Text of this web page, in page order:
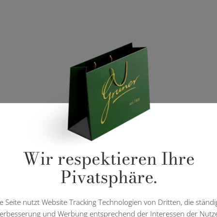
Wir respektieren Ihre
Pivatsphäre.
Seite nutzt Website Tracking Technologien von Dritten, die
und Werbung entsprechend der Interessen der